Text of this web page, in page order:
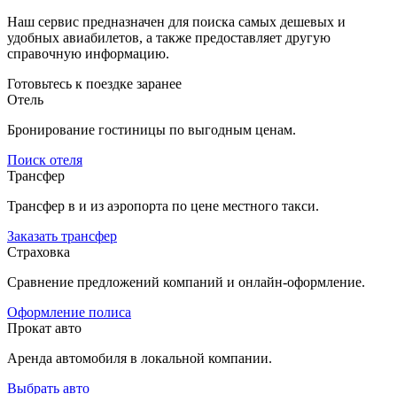
Наш сервис предназначен для поиска самых дешевых и
удобных авиабилетов, а также предоставляет другую
справочную информацию.
Готовьтесь к поездке заранее
Отель
Бронирование гостиницы по выгодным ценам.
Поиск отеля
Трансфер
Трансфер в и из аэропорта по цене местного такси.
Заказать трансфер
Страховка
Сравнение предложений компаний и онлайн-оформление.
Оформление полиса
Прокат авто
Аренда автомобиля в локальной компании.
Выбрать авто